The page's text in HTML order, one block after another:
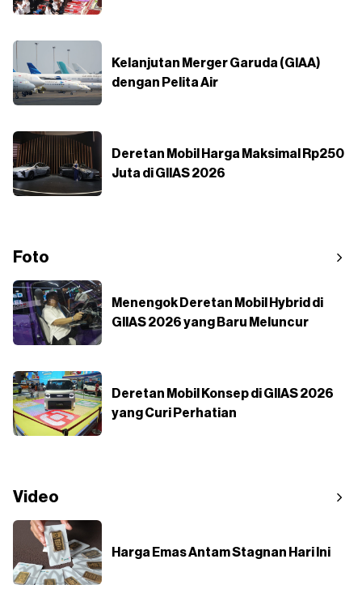
Kelanjutan Merger Garuda (GIAA)
dengan Pelita Air
Deretan Mobil Harga Maksimal Rp250
Juta di GIIAS 2026
Foto
Menengok Deretan Mobil Hybrid di
GIIAS 2026 yang Baru Meluncur
Deretan Mobil Konsep di GIIAS 2026
yang Curi Perhatian
Video
Harga Emas Antam Stagnan Hari Ini